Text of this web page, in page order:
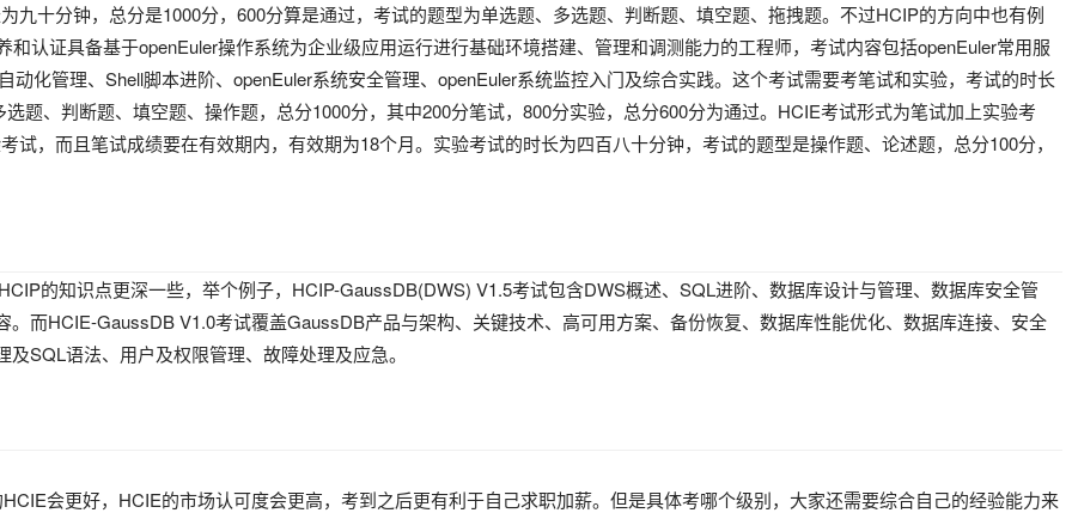
九十分钟，总分是1000分，600分算是通过，考试的题型为单选题、多选题、判断题、填空题、拖拽题。不过HCIP的方向中也有例
认证具备基于openEuler操作系统为企业级应用运行进行基础环境搭建、管理和调测能力的工程师，考试内容包括openEuler常用服
动化管理、Shell脚本进阶、openEuler系统安全管理、openEuler系统监控入门及综合实践。这个考试需要考笔试和实验，考试的时长
题、判断题、填空题、操作题，总分1000分，其中200分笔试，800分实验，总分600分为通过。HCIE考试形式为笔试加上实验考
，而且笔试成绩要在有效期内，有效期为18个月。实验考试的时长为四百八十分钟，考试的题型是操作题、论述题，总分100分，
的知识点更深一些，举个例子，HCIP-GaussDB(DWS) V1.5考试包含DWS概述、SQL进阶、数据库设计与管理、数据库安全管
而HCIE-GaussDB V1.0考试覆盖GaussDB产品与架构、关键技术、高可用方案、备份恢复、数据库性能优化、数据库连接、安全
SQL语法、用户及权限管理、故障处理及应急。
会更好，HCIE的市场认可度会更高，考到之后更有利于自己求职加薪。但是具体考哪个级别，大家还需要综合自己的经验能力来